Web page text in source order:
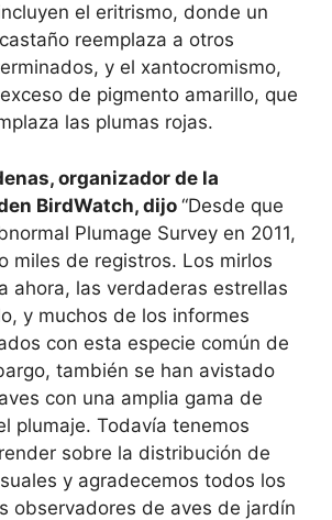
el eritrismo, donde un
reemplaza a otros
y el xantocromismo,
de pigmento amarillo, que
las plumas rojas.
organizador de la
BirdWatch, dijo “Desde que
Plumage Survey en 2011,
miles de registros. Los mirlos
ahora, las verdaderas estrellas
y muchos de los informes
con esta especie común de
también se han avistado
con una amplia gama de
plumaje. Todavía tenemos
sobre la distribución de
y agradecemos todos los
observadores de aves de jardín